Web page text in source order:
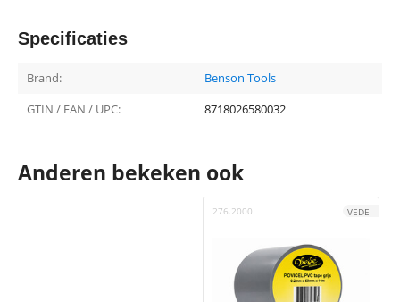
Specificaties
Brand:
Benson Tools
GTIN / EAN / UPC:
8718026580032
Anderen bekeken ook
276.2000 VEDE